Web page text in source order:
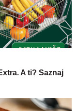
A ti? Saznaj